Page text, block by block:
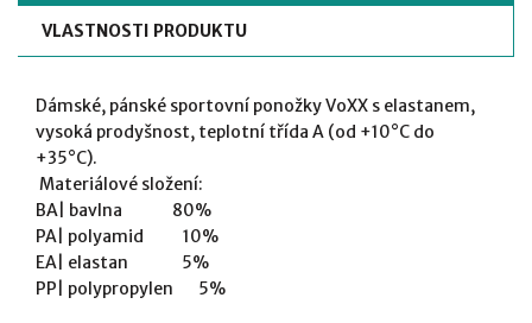
VLASTNOSTI PRODUKTU
Dámské, pánské sportovní ponožky VoXX s elastanem,
vysoká prodyšnost, teplotní třída A (od +10°C do
+35°C).
Materiálové složení:
BA| bavlna 80%
PA| polyamid 10%
EA| elastan 5%
PP| polypropylen 5%